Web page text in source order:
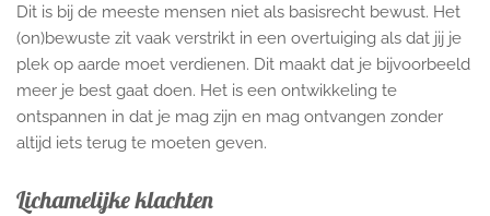
Dit is bij de meeste mensen niet als basisrecht bewust. Het
(on)bewuste zit vaak verstrikt in een overtuiging als dat jij je
plek op aarde moet verdienen. Dit maakt dat je bijvoorbeeld
meer je best gaat doen. Het is een ontwikkeling te
ontspannen in dat je mag zijn en mag ontvangen zonder
altijd iets terug te moeten geven.
Lichamelijke klachten